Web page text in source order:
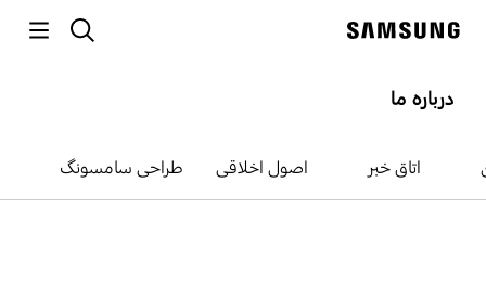
درباره ما
اتاق خبر اصول اخلاقی طراحی سامسونگ